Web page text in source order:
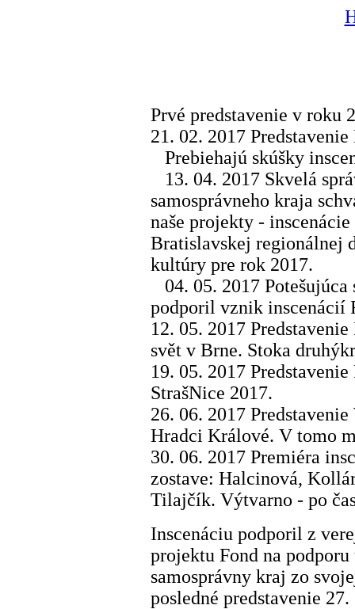
Prvé predstavenie v roku
21. 02. 2017
Prebiehajú skúšky
13. 04. 2017 Skvelá
samosprávneho kraja
naše projekty -
Bratislavskej regionálnej
kultúry pre rok 2017.
04. 05. 2017 Potešujúca
podporil vznik inscenácií
12. 05. 2017
svět v Brne. Stoka
19. 05. 2017
StrašNice 2017.
26. 06. 2017
Hradci Králové. V tomo
30. 06. 2017 Premiéra
zostave: Halcinová,
Tilajčík. Výtvarno - po
Inscenáciu podporil z
projektu Fond na
samosprávny kraj zo
posledné predstavenie 27.